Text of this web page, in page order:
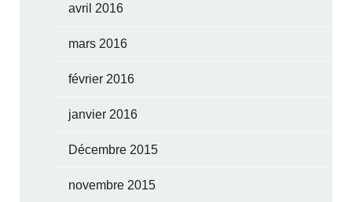
avril 2016
mars 2016
février 2016
janvier 2016
Décembre 2015
novembre 2015